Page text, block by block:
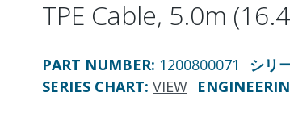
TPE Cable, 5.0m
PART NUMBER: 1200800071 シリ
SERIES CHART: VIEW